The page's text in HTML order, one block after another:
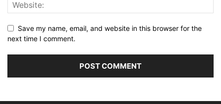
Save my name, email, and website in this browser for the
next time I comment.